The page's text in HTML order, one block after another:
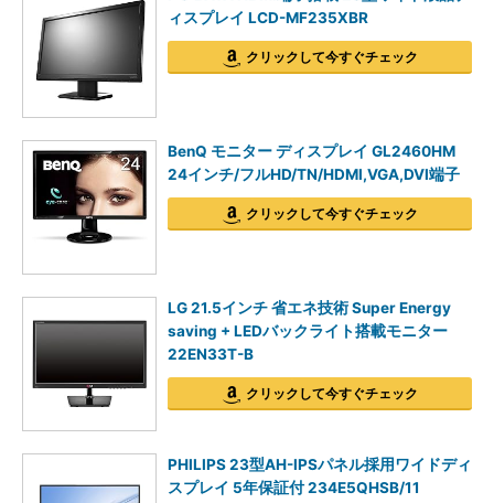
ィスプレイ LCD-MF235XBR
クリックして今すぐチェック
BenQ モニター ディスプレイ GL2460HM
24インチ/フルHD/TN/HDMI,VGA,DVI端子
クリックして今すぐチェック
LG 21.5インチ 省エネ技術 Super Energy
saving + LEDバックライト搭載モニター
22EN33T-B
クリックして今すぐチェック
PHILIPS 23型AH-IPSパネル採用ワイドディ
スプレイ 5年保証付 234E5QHSB/11